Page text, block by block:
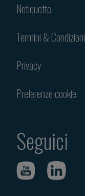
Netiquette
Termini & Condizioni
Privacy
Preferenze cookie
Seguici